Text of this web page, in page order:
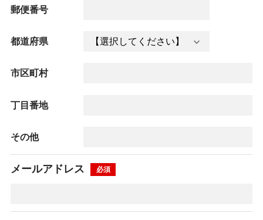
郵便番号
都道府県
市区町村
丁目番地
その他
メールアドレス